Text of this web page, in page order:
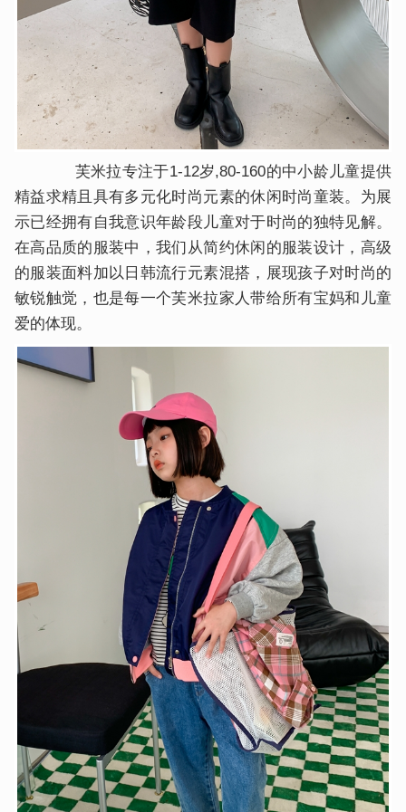
芙米拉专注于1-12岁,80-160的中小龄儿童提供
精益求精且具有多元化时尚元素的休闲时尚童装。为展
示已经拥有自我意识年龄段儿童对于时尚的独特见解。
在高品质的服装中，我们从简约休闲的服装设计，高级
的服装面料加以日韩流行元素混搭，展现孩子对时尚的
敏锐触觉，也是每一个芙米拉家人带给所有宝妈和儿童
爱的体现。